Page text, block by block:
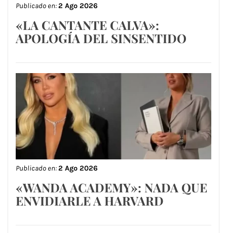
Publicado en:2 Ago 2026
«LA CANTANTE CALVA»:
APOLOGÍA DEL SINSENTIDO
Publicado en:2 Ago 2026
«WANDA ACADEMY»: NADA QUE
ENVIDIARLE A HARVARD